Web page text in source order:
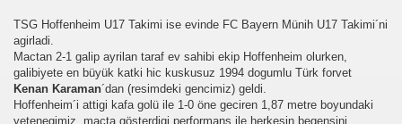
TSG Hoffenheim U17 Takimi ise evinde FC Bayern Münih U17 Takimi´ni
agirladi.
Mactan 2-1 galip ayrilan taraf ev sahibi ekip Hoffenheim olurken,
galibiyete en büyük katki hic kuskusuz 1994 dogumlu Türk forvet
Kenan Karaman´dan (resimdeki gencimiz) geldi.
Hoffenheim´i attigi kafa golü ile 1-0 öne geciren 1,87 metre boyundaki
yetenegimiz, macta gösterdigi performans ile herkesin begensini
arası Gol Krallığı
arası Gol Krallığı
arası Gol Krallığı